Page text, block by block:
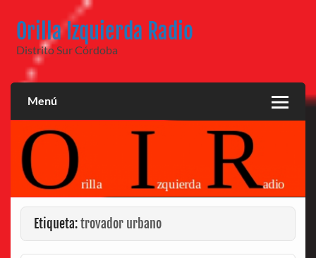
contenido
Orilla Izquierda Radio
Distrito Sur Córdoba
Menú
Etiqueta:trovador urbano